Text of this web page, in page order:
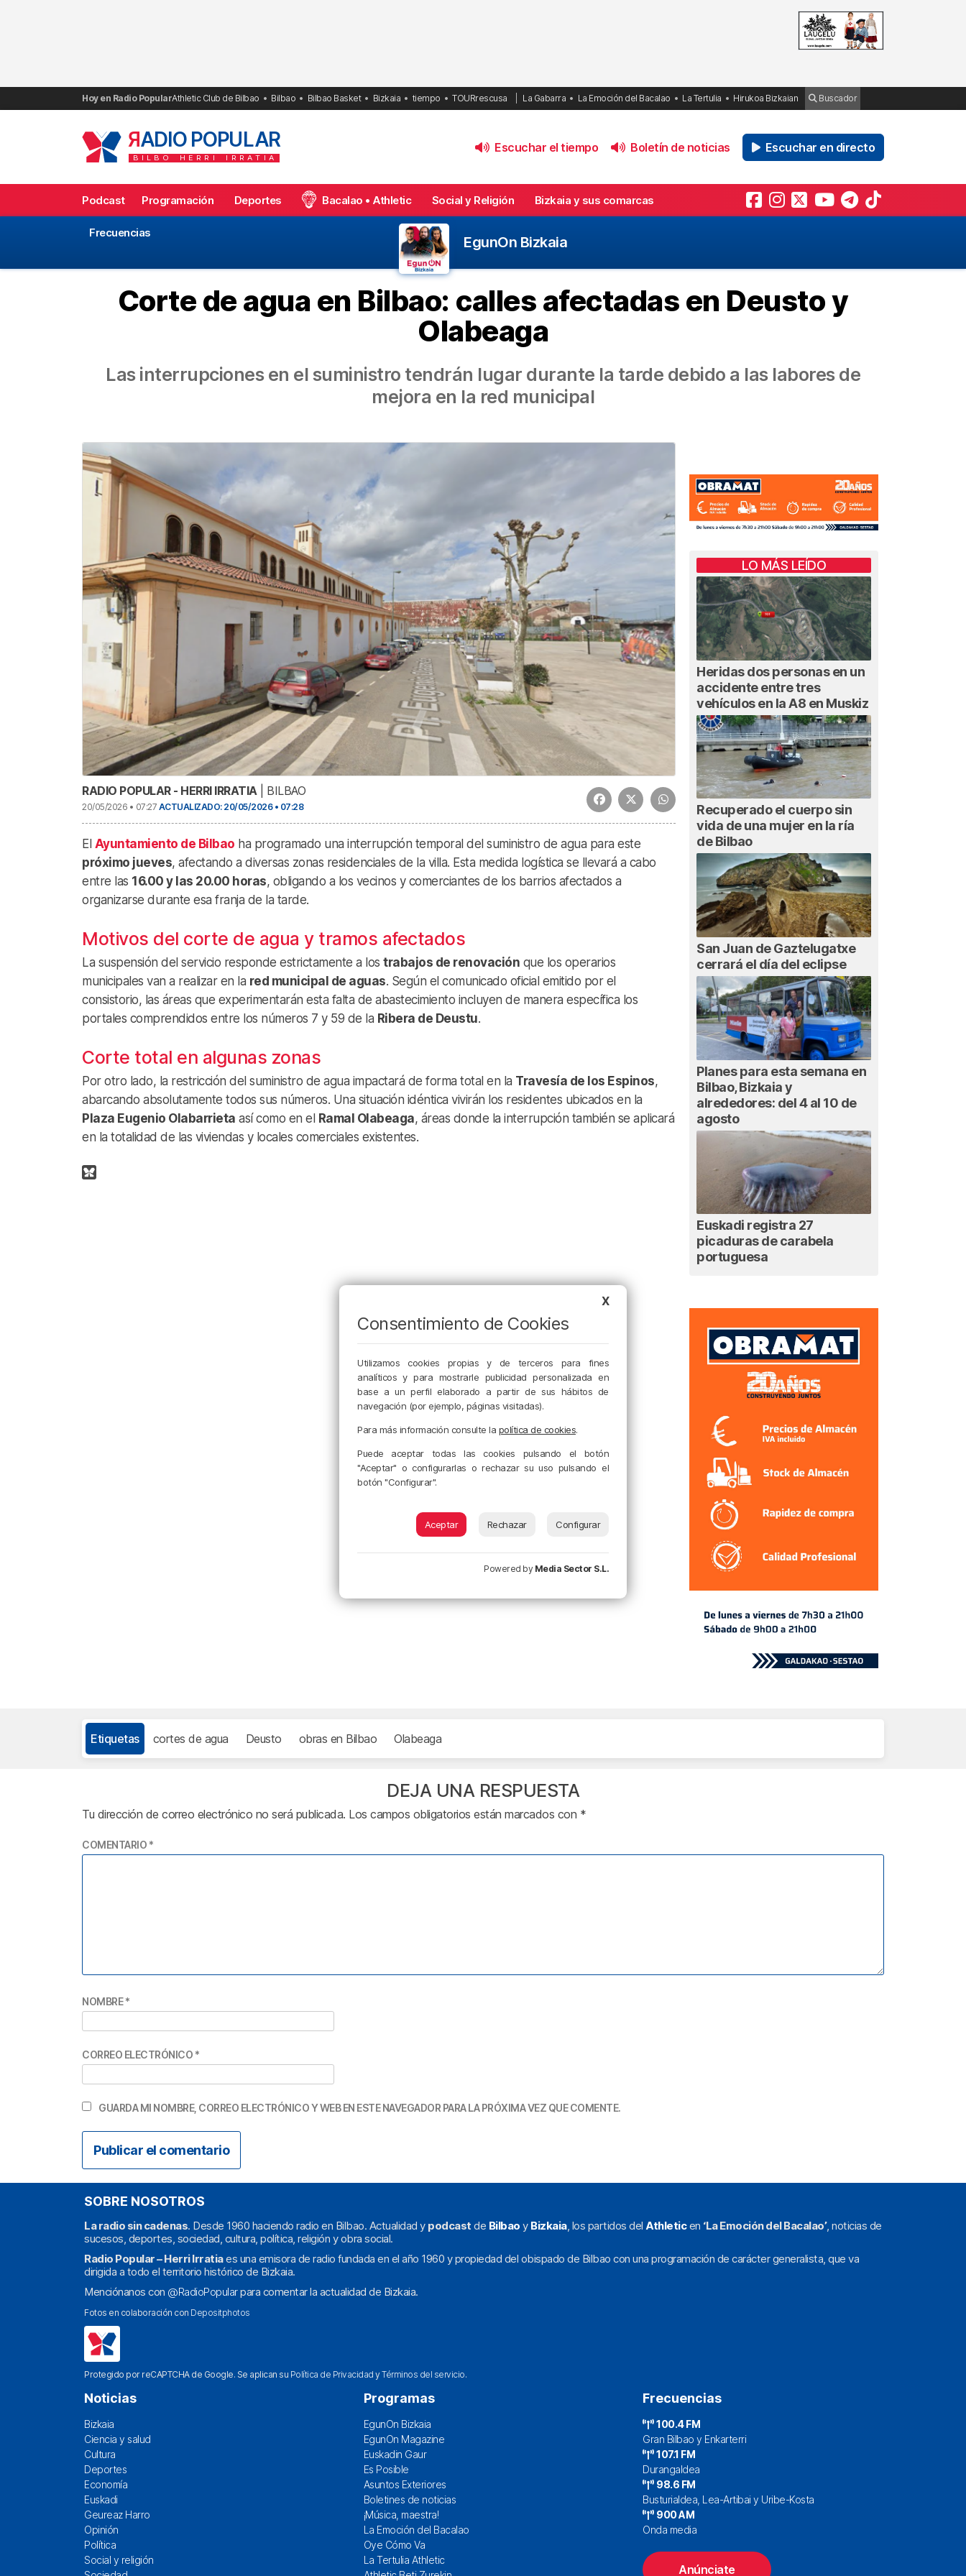
Hoy en Radio PopularAthletic Club de Bilbao Bilbao Bilbao Basket Bizkaia tiempo TOURrescusa La Gabarra La Emoción del Bacalao La Tertulia Hirukoa Bizkaian Buscador
RADIO POPULAR
BILBO HERRI IRRATIA
Escuchar el tiempo Boletín de noticias Escuchar en directo
Podcast Programación Deportes Bacalao • Athletic Social y Religión Bizkaia y sus comarcas
Frecuencias
EgunOn Bizkaia
Corte de agua en Bilbao: calles afectadas en Deusto y
Olabeaga
Las interrupciones en el suministro tendrán lugar durante la tarde debido a las labores de
mejora en la red municipal
RADIO POPULAR - HERRI IRRATIA| BILBAO
20/05/2026 • 07:27 ACTUALIZADO: 20/05/2026 • 07:28
El Ayuntamiento de Bilbao ha programado una interrupción temporal del suministro de agua para este
próximo jueves, afectando a diversas zonas residenciales de la villa. Esta medida logística se llevará a cabo
entre las 16.00 y las 20.00 horas, obligando a los vecinos y comerciantes de los barrios afectados a
organizarse durante esa franja de la tarde.
Motivos del corte de agua y tramos afectados
La suspensión del servicio responde estrictamente a los trabajos de renovación que los operarios
municipales van a realizar en la red municipal de aguas. Según el comunicado oficial emitido por el
consistorio, las áreas que experimentarán esta falta de abastecimiento incluyen de manera específica los
portales comprendidos entre los números 7 y 59 de la Ribera de Deustu.
Corte total en algunas zonas
Por otro lado, la restricción del suministro de agua impactará de forma total en la Travesía de los Espinos,
abarcando absolutamente todos sus números. Una situación idéntica vivirán los residentes ubicados en la
Plaza Eugenio Olabarrieta así como en el Ramal Olabeaga, áreas donde la interrupción también se aplicará
en la totalidad de las viviendas y locales comerciales existentes.
LO MÁS LEÍDO
Heridas dos personas en un
accidente entre tres
vehículos en la A8 en Muskiz
Recuperado el cuerpo sin
vida de una mujer en la ría
de Bilbao
San Juan de Gaztelugatxe
cerrará el día del eclipse
Planes para esta semana en
Bilbao, Bizkaia y
alrededores: del 4 al 10 de
agosto
Euskadi registra 27
picaduras de carabela
portuguesa
Etiquetas cortes de agua Deusto obras en Bilbao Olabeaga
DEJA UNA RESPUESTA
Tu dirección de correo electrónico no será publicada. Los campos obligatorios están marcados con *
COMENTARIO *
NOMBRE*
CORREO ELECTRÓNICO *
GUARDA MI NOMBRE, CORREO ELECTRÓNICO Y WEB EN ESTE NAVEGADOR PARA LA PRÓXIMA VEZ QUE COMENTE.
SOBRE NOSOTROS
La radio sin cadenas. Desde 1960 haciendo radio en Bilbao. Actualidad y podcast de Bilbao y Bizkaia, los partidos del Athleticen ‘La Emoción del Bacalao’, noticias de
sucesos, deportes, sociedad, cultura, política, religión y obra social.
Radio Popular – Herri Irratiaes una emisora de radio fundada en el año 1960 y propiedad del obispado de Bilbao con una programación de carácter generalista, que va
dirigida a todo el territorio histórico de Bizkaia.
Menciónanos con @RadioPopularpara comentar la actualidad de Bizkaia.
Fotos en colaboración con Depositphotos
Protegido por reCAPTCHA de Google. Se aplican su Política de Privacidad yTérminos del servicio.
Noticias
Bizkaia
Ciencia y salud
Cultura
Deportes
Economía
Euskadi
Geureaz Harro
Opinión
Política
Social y religión
Programas
EgunOn Bizkaia
EgunOn Magazine
Euskadin Gaur
Es Posible
Asuntos Exteriores
Boletines de noticias
¡Música, maestra!
La Emoción del Bacalao
Oye Cómo Va
La Tertulia Athletic
Frecuencias
100.4 FM
Gran Bilbao y Enkarterri
107.1 FM
Durangaldea
98.6 FM
Busturialdea, Lea-Artibai y Uribe-Kosta
900 AM
Onda media
Anúnciate
X
Consentimiento de Cookies
Utilizamos cookies propias y de terceros para fines
analíticos y para mostrarle publicidad personalizada en
base a un perfil elaborado a partir de sus hábitos de
navegación (por ejemplo, páginas visitadas).
Para más información consulte la política de cookies.
Puede aceptar todas las cookies pulsando el botón
"Aceptar" o configurarlas o rechazar su uso pulsando el
botón "Configurar".
Aceptar Rechazar Configurar
Powered by Media Sector S.L.